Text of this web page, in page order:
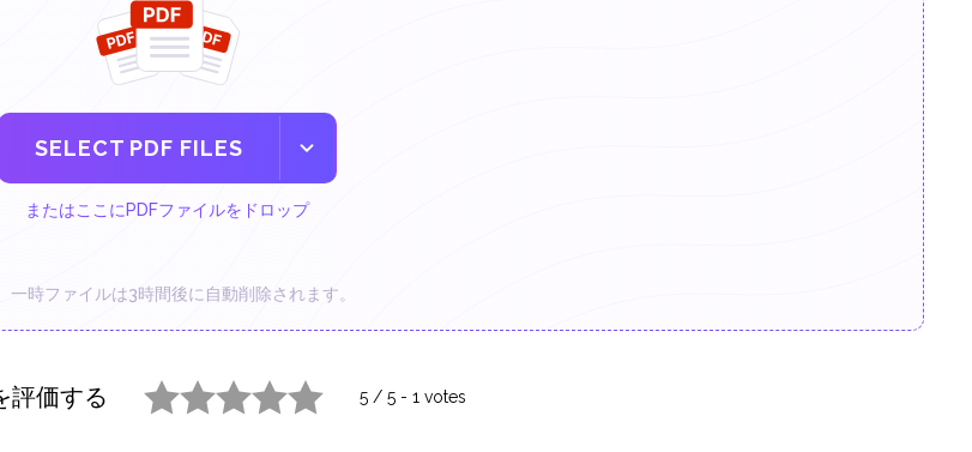
SELECT PDF FILES
またはここにPDFファイルをドロップ
一時ファイルは3時間後に自動削除されます。
評価する 5/ 5- 1 votes